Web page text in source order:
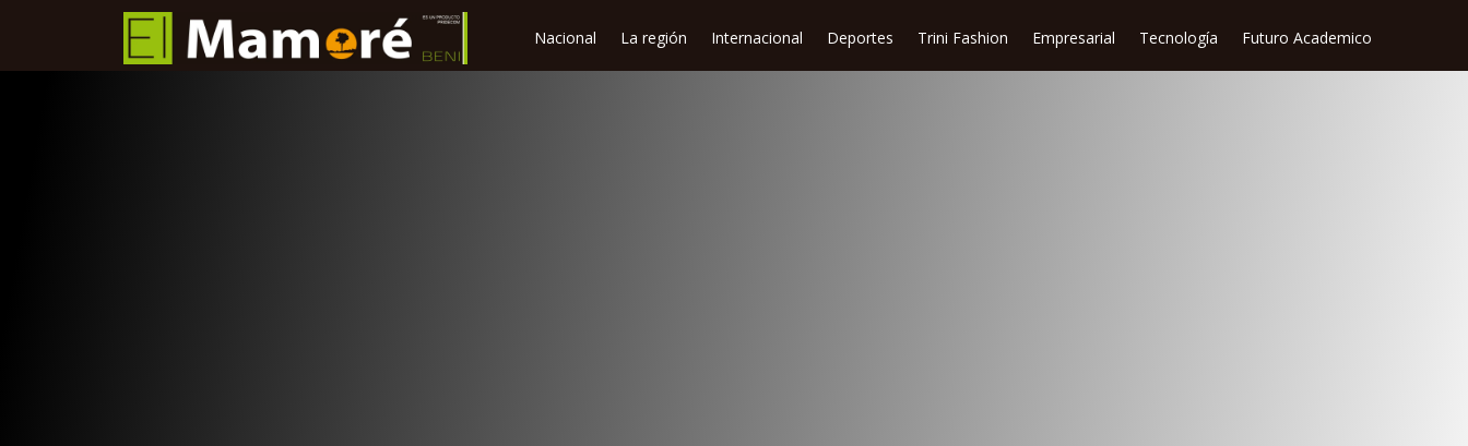
Nacional La región Internacional Deportes Trini Fashion Empresarial Tecnología Futuro Academico